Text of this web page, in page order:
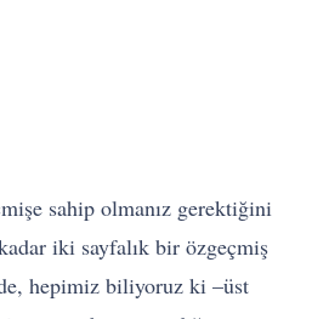
sahip olmanız gerektiğini
iki sayfalık bir özgeçmiş
hepimiz biliyoruz ki –üst